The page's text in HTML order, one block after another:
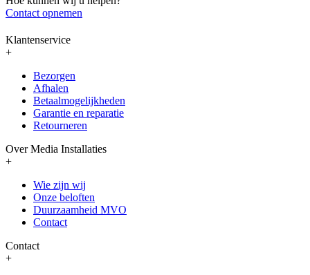
Contact opnemen
Klantenservice
+
Bezorgen
Afhalen
Betaalmogelijkheden
Garantie en reparatie
Retourneren
Over Media Installaties
+
Wie zijn wij
Onze beloften
Duurzaamheid MVO
Contact
Contact
+